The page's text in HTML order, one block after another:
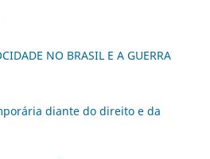
NO BRASIL E A GUERRA
diante do direito e da